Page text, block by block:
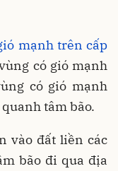
mạnh trên cấp
có gió mạnh
có gió mạnh
tâm bão.
vào đất liền các
bão đi qua địa